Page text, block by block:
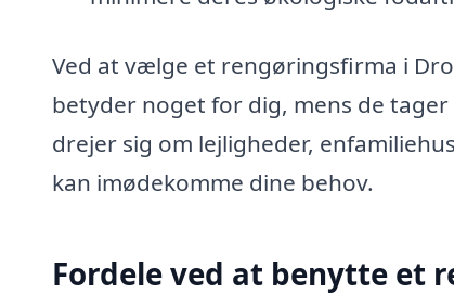
Ved at vælge et rengøringsfirma i
betyder noget for dig, mens de
drejer sig om lejligheder,
kan imødekomme dine behov.
Fordele ved at benytte et